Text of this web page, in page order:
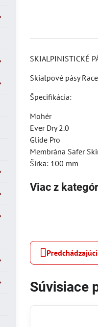
SKIALPINISTICKÉ
Skialpové pásy
Špecifikácia:
Mohér
Ever Dry 2.0
Glide Pro
Membrána Safer
Šírka: 100 mm
Viac z
Súvisiace